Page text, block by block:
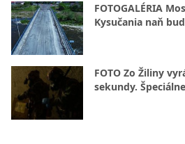
FOTOGALÉRIA
Kysučania naň
FOTO Zo Žiliny
sekundy.